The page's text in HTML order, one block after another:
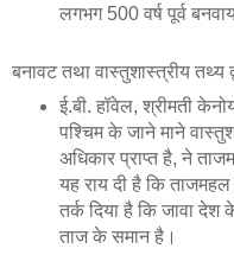
लगभग 500 वर्ष पूर्व
बनावट तथा वास्तुशास्त्रीय तथ्य
ई.बी. हॉवेल, श्रीमती
पश्चिम के जाने माने
अधिकार प्राप्त है, ने
यह राय दी है कि
तर्क दिया है कि जावा
ताज के समान है।